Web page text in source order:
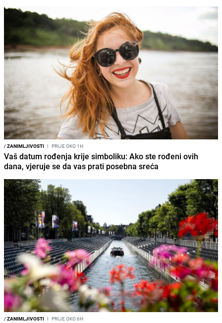
/ZANIMLJIVOSTI I PRIJE OKO 1H
Vaš datum rođenja krije simboliku: Ako ste rođeni ovih
dana, vjeruje se da vas prati posebna sreća
/ZANIMLJIVOSTI I PRIJE OKO 6H